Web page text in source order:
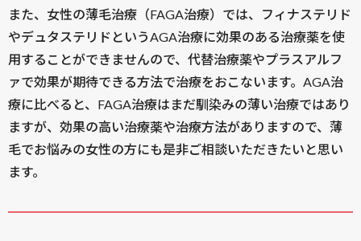
また、女性の薄毛治療（FAGA治療）では、フィナステリド
やデュタステリドというAGA治療に効果のある治療薬を使
用することができませんので、代替治療薬やプラスアルフ
ァで効果が期待できる方法で治療をおこないます。AGA治
療に比べると、FAGA治療はまだ馴染みの薄い治療ではあり
ますが、効果の高い治療薬や治療方法がありますので、薄
毛でお悩みの女性の方にも是非ご相談いただきたいと思い
ます。